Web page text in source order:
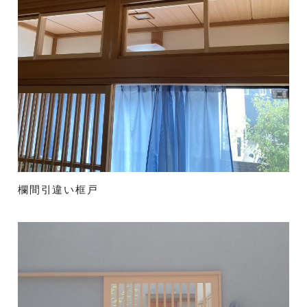
欄間引違い框戸